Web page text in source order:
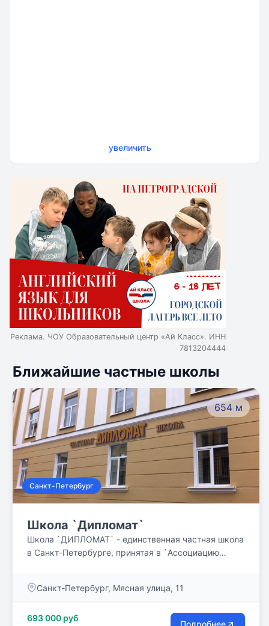
увеличить
Реклама. ЧОУ Образовательный центр «Ай Класс». ИНН
7813204444
Ближайшие частные школы
654 м
Санкт-Петербург
Школа `Дипломат`
Школа `ДИПЛОМАТ` - единственная частная школа
в Санкт-Петербурге, принятая в `Ассоциацию
вопрос о том, что интеллектуальный результат
грамотами победителей) очень во многом зависит
Санкт-Петербург, Мясная улица, 11
693 000 руб
Подробнее